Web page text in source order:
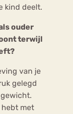
kind deelt.
ouder
terwijl
van je
gelegd
hebt met